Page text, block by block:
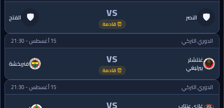
🛡 النصر VS
⏰ قادمة
الفتح 🛡
الدوري التركي
15 أغسطس - 21:30
غنتشلر
بيرليغي
VS
⏰ قادمة
فنربخشة
الدوري التركي
15 أغسطس - 21:30
غازي عنتاب